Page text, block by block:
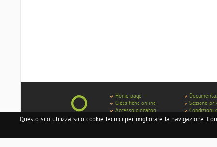
Questo sito utilizza solo cookie tecnici per migliorare la navigazione.
Home page
Classifiche online
Accesso giocatori
Accesso hotel e istituti
Accesso circoli
Sezione
Condizioni
Contatti